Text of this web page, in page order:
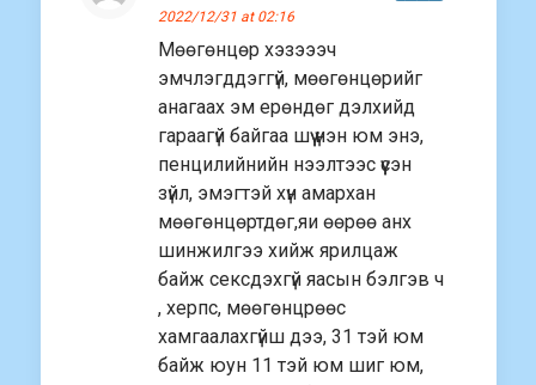
2022/12/31 at 02:16
Мөөгөнцөр хэзэээч
эмчлэгддэггүй, мөөгөнцөрийг
анагаах эм ерөндөг дэлхийд
гараагүй байгаа шүү үнэн юм энэ,
пенцилийнийн нээлтээс үүсэн
зүйл, эмэгтэй хүн амархан
мөөгөнцөртдөг,яи өөрөө анх
шинжилгээ хийж ярилцаж
байж сексдэхгүй яасын бэлгэв ч
, херпс, мөөгөнцрөөс
хамгаалахгүйш дээ, 31 тэй юм
байж юун 11 тэй юм шиг юм,